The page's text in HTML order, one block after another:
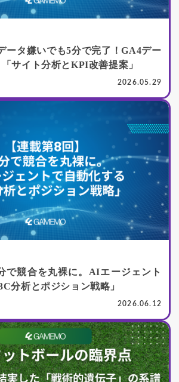
ータ嫌いでも5分で完了！GA4デー
サイト分析とKPI改善提案」
2026.05.29
で競合を丸裸に。AIエージェント
分析とポジション戦略」
2026.06.12